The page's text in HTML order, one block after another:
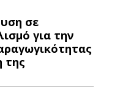
σε
για την
της